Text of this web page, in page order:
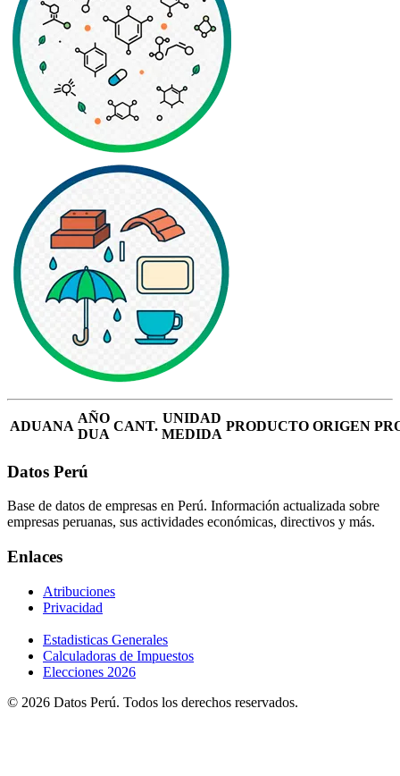
ADUANA
AÑO
DUA
CANT.
UNIDAD
MEDIDA
PRODUCTO ORIGEN
Datos Perú
Base de datos de empresas en Perú. Información actualizada sobre
empresas peruanas, sus actividades económicas, directivos y más.
Enlaces
Atribuciones
Privacidad
Estadisticas Generales
Calculadoras de Impuestos
Elecciones 2026
© 2026 Datos Perú. Todos los derechos reservados.